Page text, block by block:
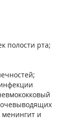
полости рта;
менингит и